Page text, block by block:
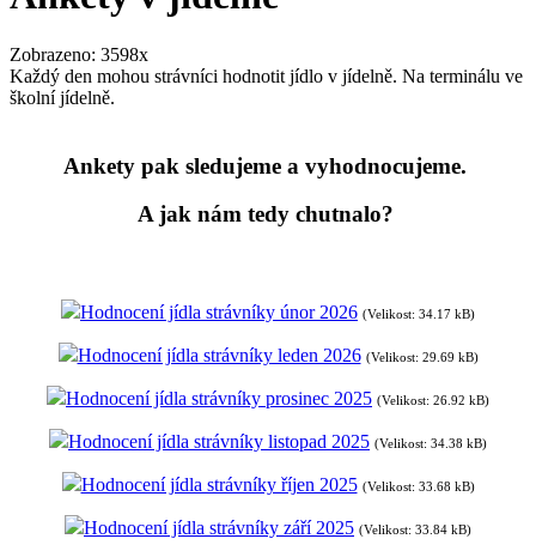
Zobrazeno: 3598x
Každý den mohou strávníci hodnotit jídlo v jídelně. Na terminálu ve
školní jídelně.
Ankety pak sledujeme a vyhodnocujeme.
A jak nám tedy chutnalo?
Hodnocení jídla strávníky únor 2026 (Velikost: 34.17 kB)
Hodnocení jídla strávníky leden 2026 (Velikost: 29.69 kB)
Hodnocení jídla strávníky prosinec 2025 (Velikost: 26.92 kB)
Hodnocení jídla strávníky listopad 2025 (Velikost: 34.38 kB)
Hodnocení jídla strávníky říjen 2025 (Velikost: 33.68 kB)
Hodnocení jídla strávníky září 2025 (Velikost: 33.84 kB)